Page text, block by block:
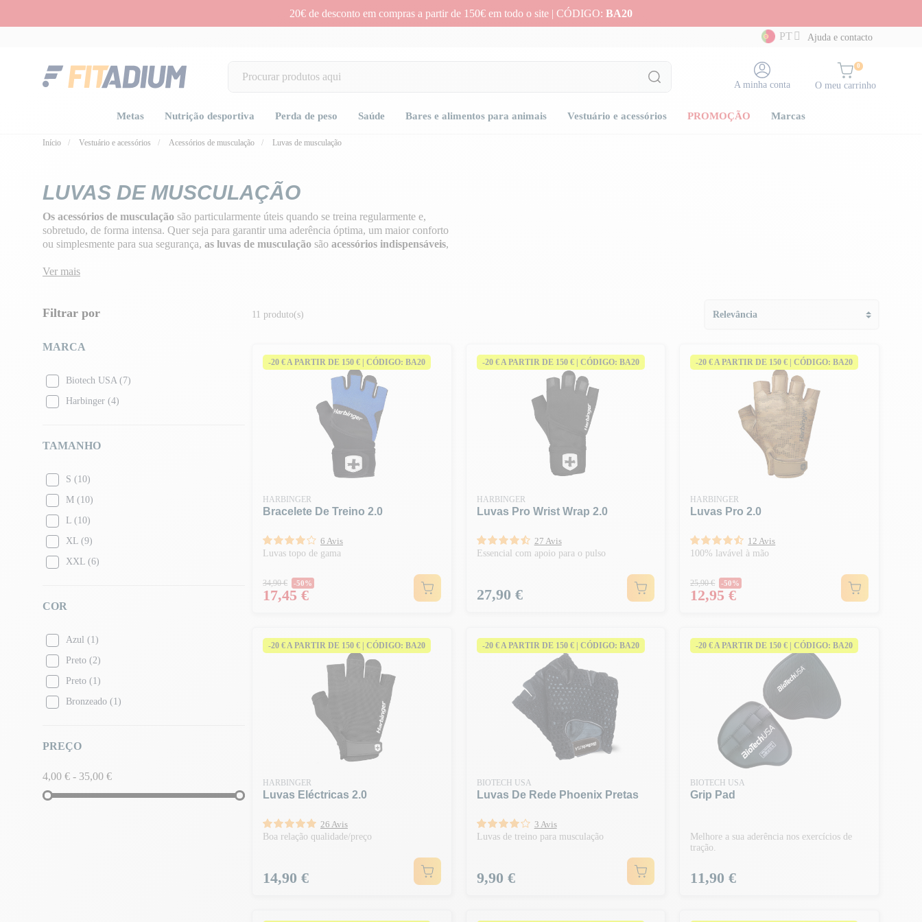
20€ de desconto em compras a partir de 150€ em todo o site | CÓDIGO: BA20
PT
Ajuda e contacto
A minha conta
0
O meu carrinho
Metas Nutrição desportiva Perda de peso Saúde Bares e alimentos para animais Vestuário e acessórios PROMOÇÃO Marcas
Início Vestuário e acessórios Acessórios de musculação Luvas de musculação
LUVAS DE MUSCULAÇÃO
Os acessórios de musculação são particularmente úteis quando se treina regularmente e,
sobretudo, de forma intensa. Quer seja para garantir uma aderência óptima, um maior conforto
ou simplesmente para sua segurança, as luvas de musculação são acessórios indispensáveis,
cargas.
Ver mais
Filtrar por
MARCA
Biotech USA (7)
Harbinger (4)
TAMANHO
S (10)
M (10)
L (10)
XL (9)
XXL (6)
COR
Azul (1)
Preto (2)
Preto (1)
Bronzeado (1)
PREÇO
4,00 € - 35,00 €
11 produto(s)
-20 € A PARTIR DE 150 € | CÓDIGO: BA20
HARBINGER
Bracelete De Treino 2.0
6 Avis
Luvas topo de gama
Preço normal
34,90 € -50%
Preço
17,45 €
-20 € A PARTIR DE 150 € | CÓDIGO: BA20
HARBINGER
Luvas Pro Wrist Wrap 2.0
27 Avis
Essencial com apoio para o pulso
Preço
27,90 €
-20 € A PARTIR DE 150 € | CÓDIGO: BA20
HARBINGER
Luvas Pro 2.0
12 Avis
100% lavável à mão
Preço normal
25,90 € -50%
Preço
12,95 €
-20 € A PARTIR DE 150 € | CÓDIGO: BA20
HARBINGER
Luvas Eléctricas 2.0
26 Avis
Boa relação qualidade/preço
Preço
14,90 €
-20 € A PARTIR DE 150 € | CÓDIGO: BA20
BIOTECH USA
Luvas De Rede Phoenix Pretas
3 Avis
Luvas de treino para musculação
Preço
9,90 €
-20 € A PARTIR DE 150 € | CÓDIGO: BA20
BIOTECH USA
Grip Pad
Melhore a sua aderência nos exercícios de
tração.
Preço
11,90 €